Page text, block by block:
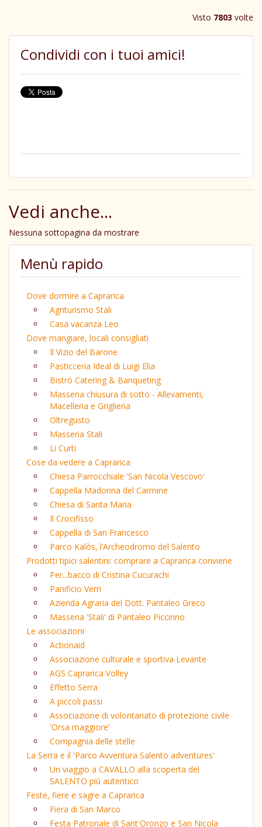
Visto 7803 volte
Condividi con i tuoi amici!
Vedi anche...
Nessuna sottopagina da mostrare
Menù rapido
Dove dormire a Caprarica
Agriturismo Stali
Casa vacanza Leo
Dove mangiare, locali consigliati
Il Vizio del Barone
Pasticceria Ideal di Luigi Elia
Bistrò Catering & Banqueting
Masseria chiusura di sotto - Allevamenti,
Macelleria e Griglieria
Oltregusto
Masseria Stali
Li Curti
Cose da vedere a Caprarica
Chiesa Parrocchiale 'San Nicola Vescovo'
Cappella Madonna del Carmine
Chiesa di Santa Maria
Il Crocifisso
Cappella di San Francesco
Parco Kalòs, l’Archeodromo del Salento
Prodotti tipici salentini: comprare a Caprarica conviene
Per...bacco di Cristina Cucurachi
Panificio Verri
Azienda Agraria del Dott. Pantaleo Greco
Masseria 'Stali' di Pantaleo Piccinno
Le associazioni
Actionaid
Associazione culturale e sportiva Levante
AGS Caprarica Volley
Effetto Serra
A piccoli passi
Associazione di volontariato di protezione civile
'Orsa maggiore'
Compagnia delle stelle
La Serra e il 'Parco Avventura Salento adventures'
Un viaggio a CAVALLO alla scoperta del
SALENTO più autentico
Feste, fiere e sagre a Caprarica
Fiera di San Marco
Festa Patronale di Sant'Oronzo e San Nicola